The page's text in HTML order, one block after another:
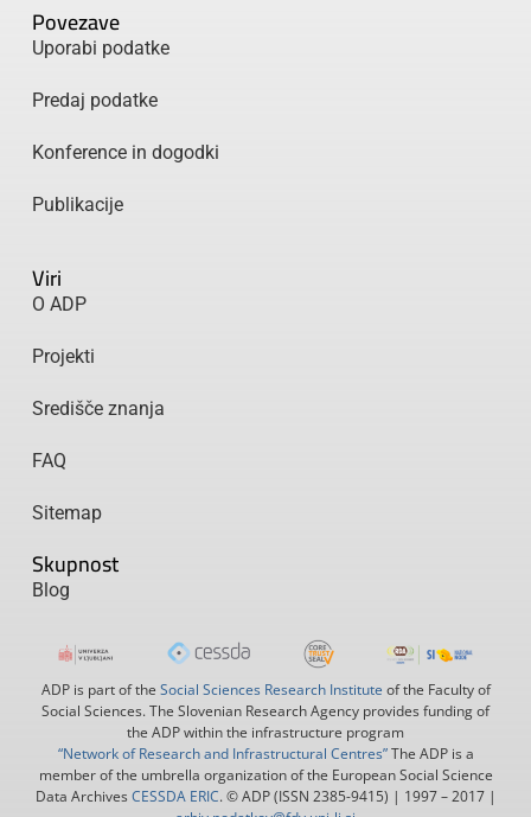
Povezave
Uporabi podatke
Predaj podatke
Konference in dogodki
Publikacije
Viri
O ADP
Projekti
Središče znanja
FAQ
Sitemap
Skupnost
Blog
ADP is part of the Social Sciences Research Institute of the Faculty of
Social Sciences. The Slovenian Research Agency provides funding of
the ADP within the infrastructure program
“Network of Research and Infrastructural Centres”The ADP is a
member of the umbrella organization of the European Social Science
Data Archives CESSDA ERIC. © ADP (ISSN 2385-9415) | 1997 – 2017 |